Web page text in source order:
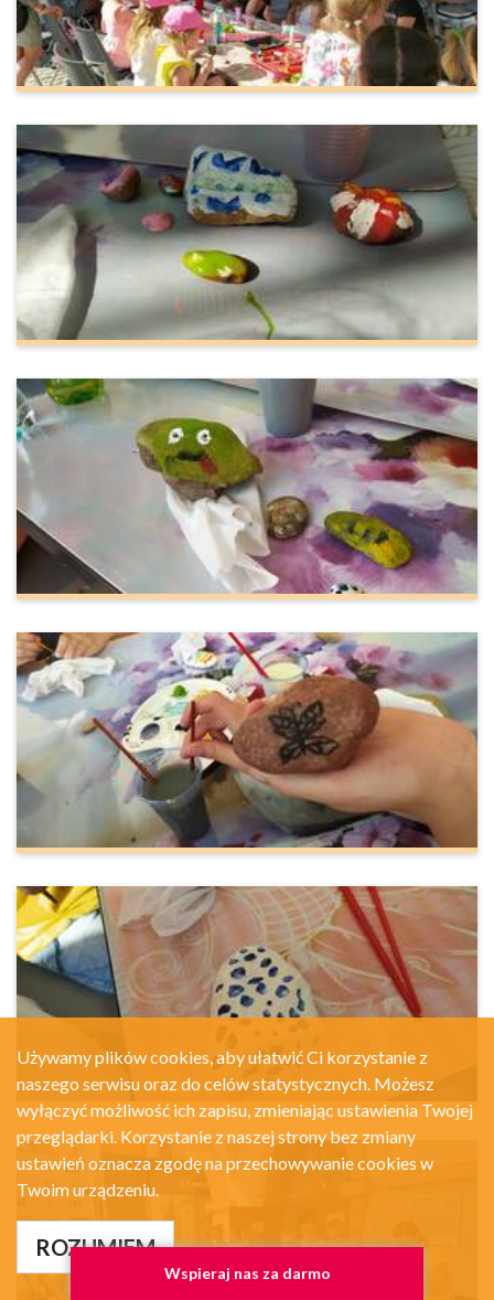
Używamy plików cookies, aby ułatwić Ci korzystanie z
naszego serwisu oraz do celów statystycznych. Możesz
wyłączyć możliwość ich zapisu, zmieniając ustawienia Twojej
przeglądarki. Korzystanie z naszej strony bez zmiany
ustawień oznacza zgodę na przechowywanie cookies w
Twoim urządzeniu.
ROZUMIEM
Wspieraj nas za darmo